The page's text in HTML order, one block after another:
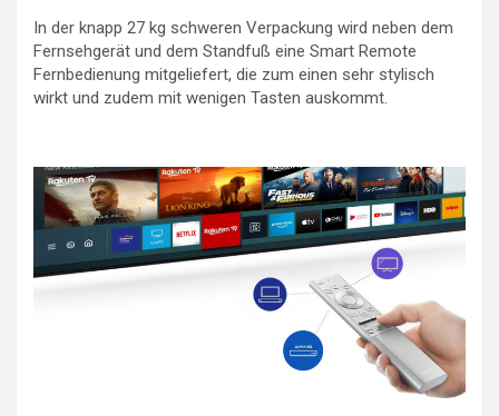
In der knapp 27 kg schweren Verpackung wird neben dem
Fernsehgerät und dem Standfuß eine Smart Remote
Fernbedienung mitgeliefert, die zum einen sehr stylisch
wirkt und zudem mit wenigen Tasten auskommt.